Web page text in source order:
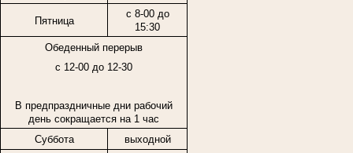
Пятница
с 8-00 до
15:30
Обеденный перерыв
с 12-00 до 12-30
В предпраздничные дни рабочий
день сокращается на 1 час
Суббота
выходной